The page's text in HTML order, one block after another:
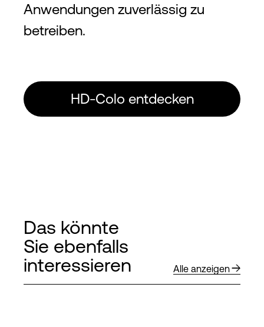
Anwendungen zuverlässig zu
betreiben.
HD-Colo entdecken
Das könnte
Sie ebenfalls
interessieren
Alle anzeigen